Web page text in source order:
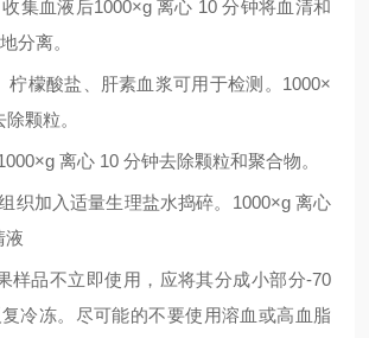
集血液后1000×g离心 10分钟将血清和
分离。
柠檬酸盐、肝素血浆可用于检测。 1000×
颗粒。
离心 10 分钟去除颗粒和聚合物。
织加入适量生理盐水捣碎。 1000×g 离心
液
样品不立即使用，应将其分成小部分-70
冷冻。尽可能的不要使用溶血或高血脂